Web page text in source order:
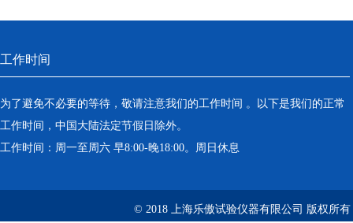
工作时间
为了避免不必要的等待，敬请注意我们的工作时间 。以下是我们的正常
工作时间，中国大陆法定节假日除外。
工作时间：周一至周六 早8:00-晚18:00。周日休息
© 2018 上海乐傲试验仪器有限公司 版权所